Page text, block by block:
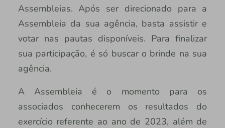
Assembleias. Após ser direcionado para a
Assembleia da sua agência, basta assistir e
votar nas pautas disponíveis. Para finalizar
sua participação, é só buscar o brinde na sua
agência.
A Assembleia é o momento para os
associados conhecerem os resultados do
exercício referente ao ano de 2023, além de